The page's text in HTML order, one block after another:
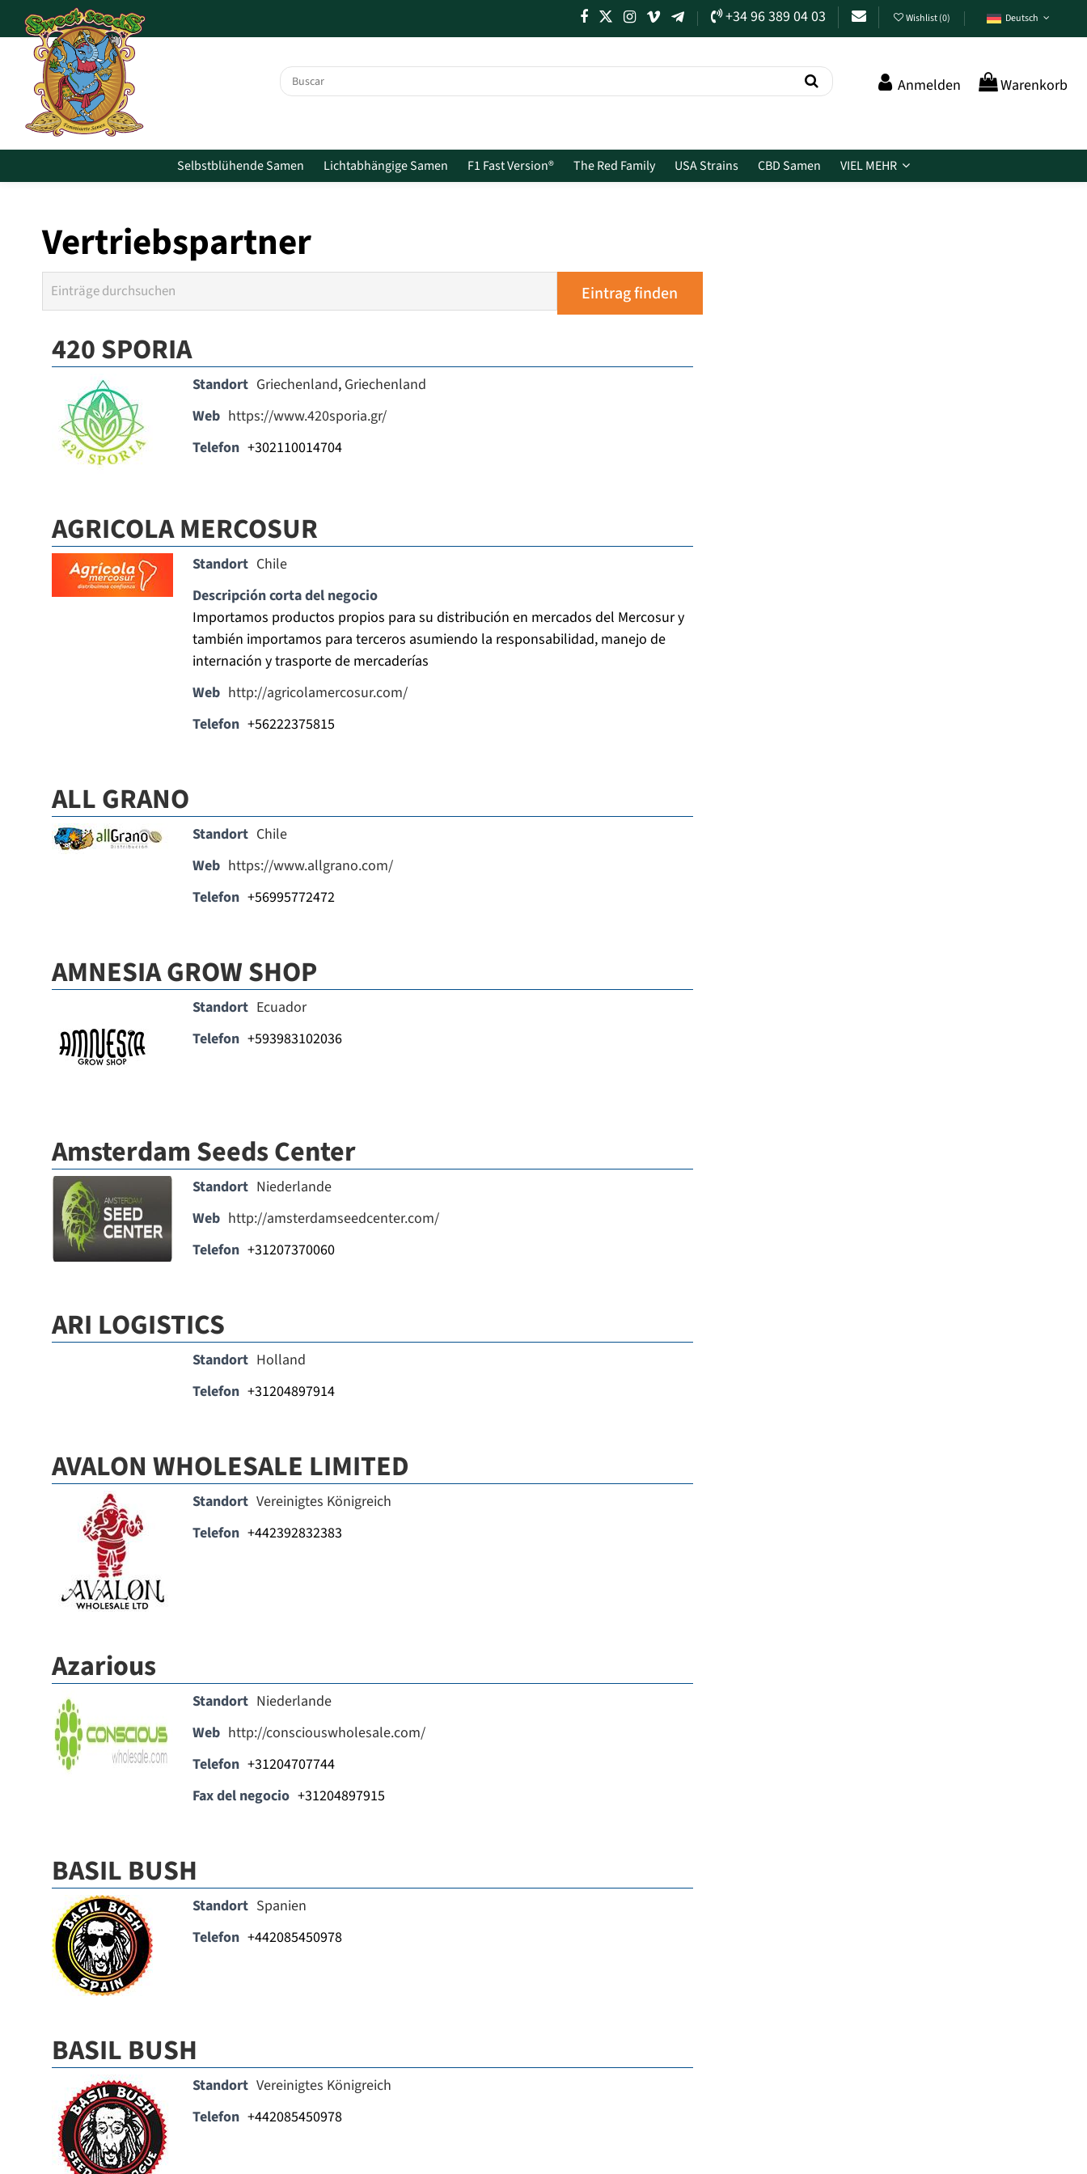
Zum Hauptinhalt springen +34 96 389 04 03 Wishlist(0) Deutsch
Anmelden Warenkorb
Selbstblühende Samen Lichtabhängige Samen F1 Fast Version® The Red Family USA Strains CBD Samen VIEL MEHR
Vertriebspartner
420 SPORIA
Standort Griechenland, Griechenland
Web https://www.420sporia.gr/
Telefon +302110014704
AGRICOLA MERCOSUR
Standort Chile
Descripción corta del negocio
Importamos productos propios para su distribución en mercados del Mercosur y
también importamos para terceros asumiendo la responsabilidad, manejo de
internación y trasporte de mercaderías
Web http://agricolamercosur.com/
Telefon +56222375815
ALL GRANO
Standort Chile
Web https://www.allgrano.com/
Telefon +56995772472
AMNESIA GROW SHOP
Standort Ecuador
Telefon +593983102036
Amsterdam Seeds Center
Standort Niederlande
Web http://amsterdamseedcenter.com/
Telefon +31207370060
ARI LOGISTICS
Standort Holland
Telefon +31204897914
AVALON WHOLESALE LIMITED
Standort Vereinigtes Königreich
Telefon +442392832383
Azarious
Standort Niederlande
Web http://consciouswholesale.com/
Telefon +31204707744
Fax del negocio +31204897915
BASIL BUSH
Standort Spanien
Telefon +442085450978
BASIL BUSH
Standort Vereinigtes Königreich
Telefon +442085450978